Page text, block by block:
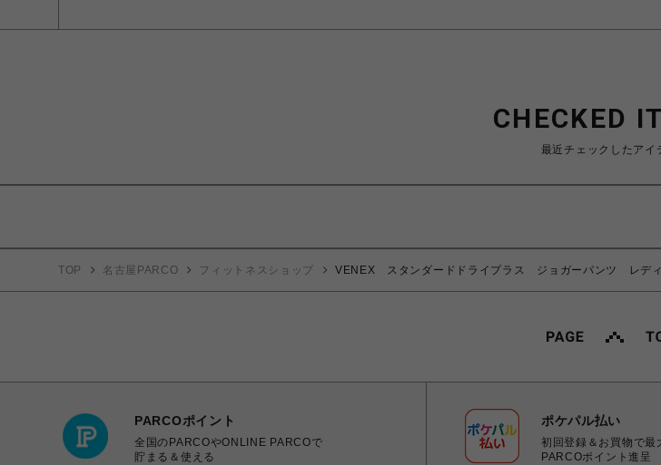
CHECKED
最近チェックしたアイ
TOP 名古屋PARCO フィットネスショップ VENEX スタンダードドライプラス ジョガーパンツ レデ
PARCOポイント
全国のPARCOやONLINE PARCOで
貯まる＆使える
ポケパル払い
初回登録＆お買物で
PARCOポイント進呈